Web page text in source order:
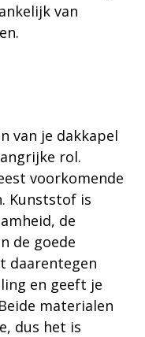
van
van je dakkapel
rol.
voorkomende
Kunststof is
de
de goede
daarentegen
en geeft je
materialen
dus het is